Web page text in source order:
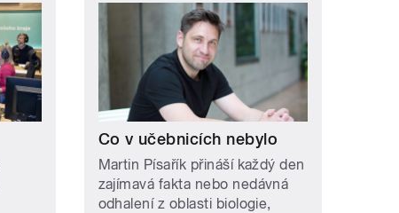
Co v učebnicích nebylo
Martin Písařík přináší každý den
zajímavá fakta nebo nedávná
odhalení z oblasti biologie,